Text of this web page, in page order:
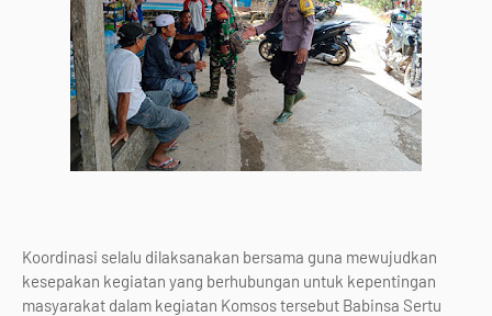
Koordinasi selalu dilaksanakan bersama guna mewujudkan
kesepakan kegiatan yang berhubungan untuk kepentingan
masyarakat dalam kegiatan Komsos tersebut Babinsa Sertu